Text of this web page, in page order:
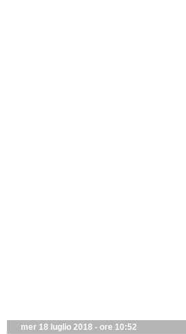
mer 18 luglio 2018 - ore 10:52